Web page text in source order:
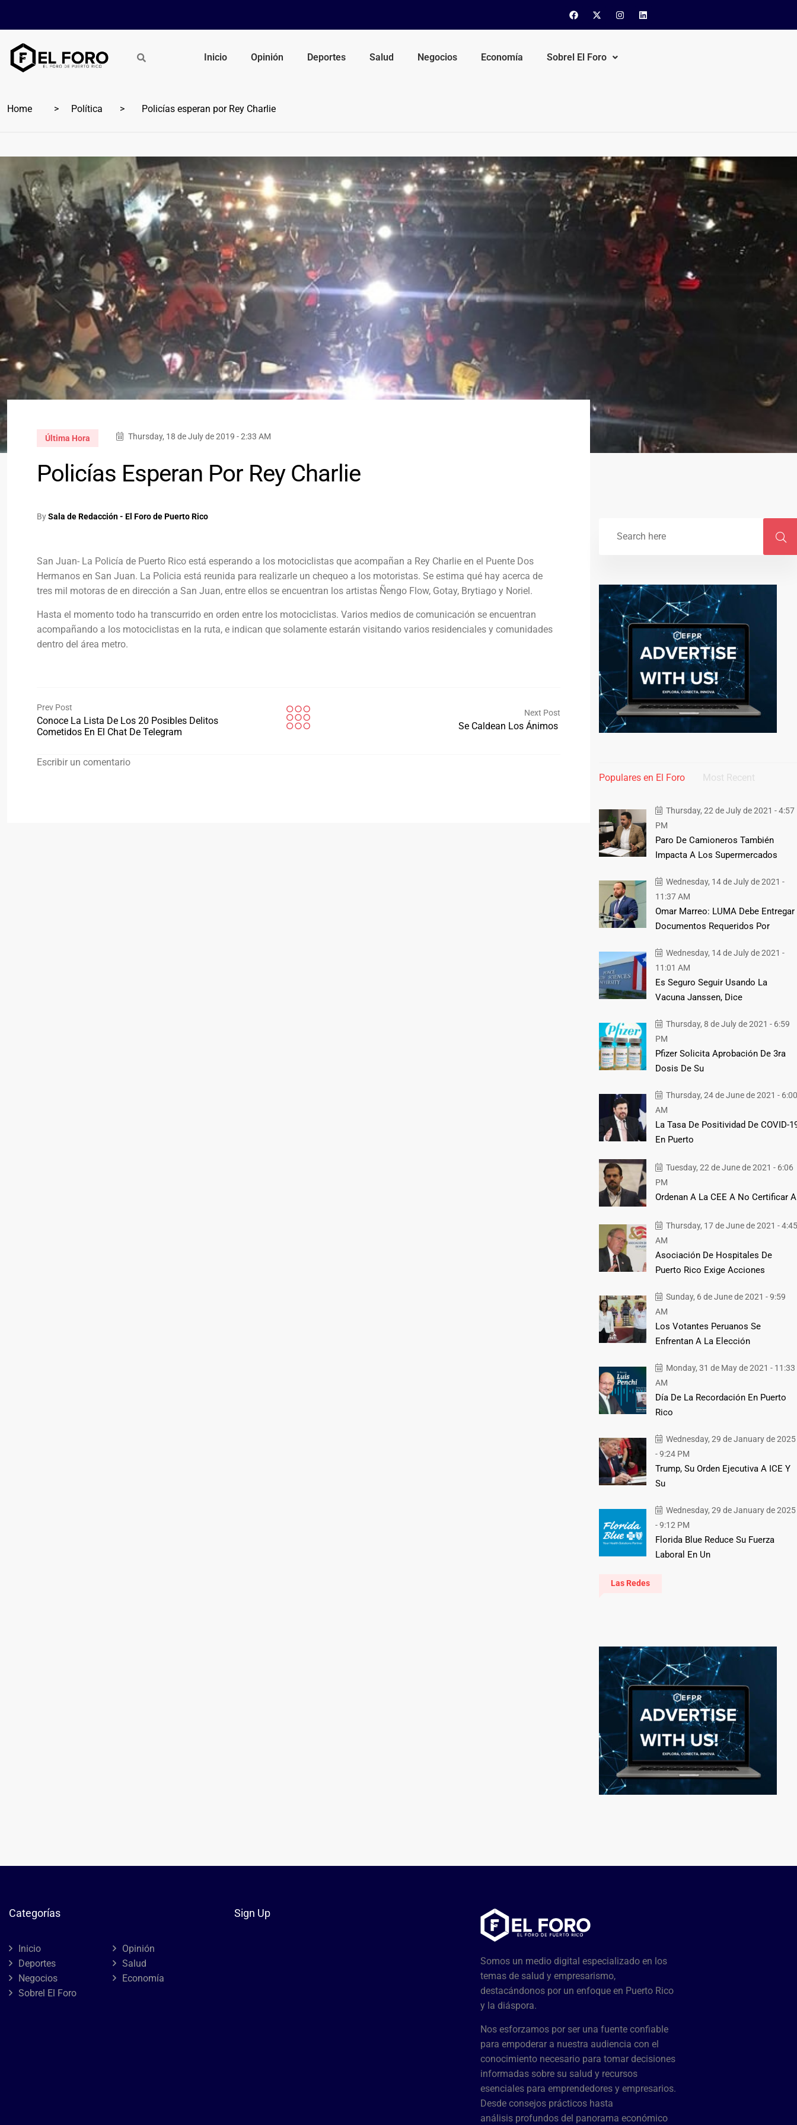
Inicio Opinión Deportes Salud Negocios Economía Sobrel El Foro
Home Política Policías esperan por Rey Charlie
Última Hora Thursday, 18 de July de 2019 - 2:33 AM
Policías Esperan Por Rey Charlie
BySala de Redacción - El Foro de Puerto Rico
San Juan- La Policía de Puerto Rico está esperando a los motociclistas que acompañan a Rey Charlie en el Puente Dos
Hermanos en San Juan. La Policia está reunida para realizarle un chequeo a los motoristas. Se estima qué hay acerca de
tres mil motoras de en dirección a San Juan, entre ellos se encuentran los artistas Ñengo Flow, Gotay, Brytiago y Noriel.
Hasta el momento todo ha transcurrido en orden entre los motociclistas. Varios medios de comunicación se encuentran
acompañando a los motociclistas en la ruta, e indican que solamente estarán visitando varios residenciales y comunidades
dentro del área metro.
Prev Post
Conoce La Lista De Los 20 Posibles Delitos
Cometidos En El Chat De Telegram
Next Post
Se Caldean Los Ánimos
Escribir un comentario
Populares en El Foro
Most Recent
Thursday, 22 de July de 2021 - 4:57
PM
Paro De Camioneros También
Impacta A Los Supermercados
Wednesday, 14 de July de 2021 -
11:37 AM
Omar Marreo: LUMA Debe Entregar
Documentos Requeridos Por
Wednesday, 14 de July de 2021 -
11:01 AM
Es Seguro Seguir Usando La
Vacuna Janssen, Dice
Thursday, 8 de July de 2021 - 6:59
PM
Pfizer Solicita Aprobación De 3ra
Dosis De Su
Thursday, 24 de June de 2021 - 6:00
AM
La Tasa De Positividad De COVID-
En Puerto
Tuesday, 22 de June de 2021 - 6:06
PM
Ordenan A La CEE A No Certificar A
Thursday, 17 de June de 2021 - 4:45
AM
Asociación De Hospitales De
Puerto Rico Exige Acciones
Sunday, 6 de June de 2021 - 9:59
AM
Los Votantes Peruanos Se
Enfrentan A La Elección
Monday, 31 de May de 2021 - 11:33
AM
Día De La Recordación En Puerto
Rico
Wednesday, 29 de January de 2025
- 9:24 PM
Trump, Su Orden Ejecutiva A ICE Y
Su
Wednesday, 29 de January de 2025
- 9:12 PM
Florida Blue Reduce Su Fuerza
Laboral En Un
Las Redes
Categorías
Inicio
Opinión
Deportes
Salud
Negocios
Economía
Sobrel El Foro
Sign Up
Somos un medio digital especializado en los
temas de salud y empresarismo,
destacándonos por un enfoque en Puerto Rico
y la diáspora.
Nos esforzamos por ser una fuente confiable
para empoderar a nuestra audiencia con el
conocimiento necesario para tomar decisiones
informadas sobre su salud y recursos
esenciales para emprendedores y empresarios.
Desde consejos prácticos hasta
análisis profundos del panorama económico